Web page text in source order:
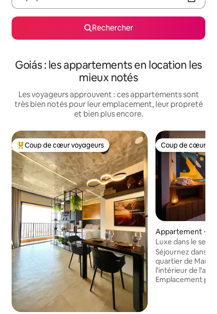
Rechercher
Goiás : les appartements en location les
mieux notés
Les voyageurs approuvent : ces appartements sont
très bien notés pour leur emplacement, leur propreté
et bien plus encore.
Coups de cœur voyageurs les plus appréciés
Coup de cœur voyageurs Coup de cœur
Coup de cœur
Appartement ⋅
Luxe dans le
piscine privée
Séjournez dans
quartier de
l'intérieur de
Emplacement